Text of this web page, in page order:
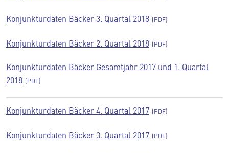
Konjunkturdaten Bäcker 3. Quartal 2018
Konjunkturdaten Bäcker 2. Quartal 2018
Konjunkturdaten Bäcker Gesamtjahr 2017 und 1. Quartal
2018
Konjunkturdaten Bäcker 4. Quartal 2017
Konjunkturdaten Bäcker 3. Quartal 2017